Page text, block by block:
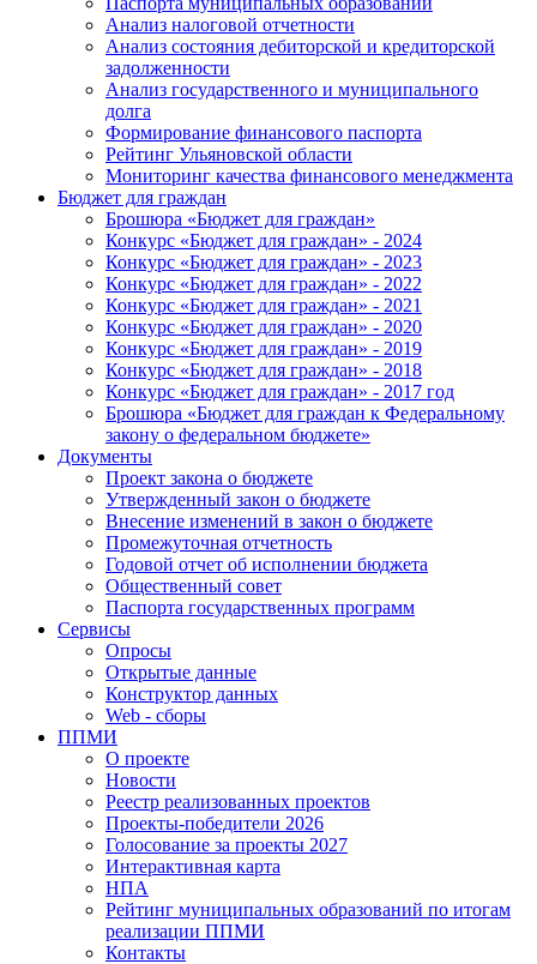
Анализ налоговой отчетности
Анализ состояния дебиторской и кредиторской
задолженности
Анализ государственного и муниципального
долга
Формирование финансового паспорта
Рейтинг Ульяновской области
Мониторинг качества финансового менеджмента
Бюджет для граждан
Брошюра «Бюджет для граждан»
Конкурс «Бюджет для граждан» - 2024
Конкурс «Бюджет для граждан» - 2023
Конкурс «Бюджет для граждан» - 2022
Конкурс «Бюджет для граждан» - 2021
Конкурс «Бюджет для граждан» - 2020
Конкурс «Бюджет для граждан» - 2019
Конкурс «Бюджет для граждан» - 2018
Конкурс «Бюджет для граждан» - 2017 год
Брошюра «Бюджет для граждан к Федеральному
закону о федеральном бюджете»
Документы
Проект закона о бюджете
Утвержденный закон о бюджете
Внесение изменений в закон о бюджете
Промежуточная отчетность
Годовой отчет об исполнении бюджета
Общественный совет
Паспорта государственных программ
Сервисы
Опросы
Открытые данные
Конструктор данных
Web - сборы
ППМИ
О проекте
Новости
Реестр реализованных проектов
Проекты-победители 2026
Голосование за проекты 2027
Интерактивная карта
НПА
Рейтинг муниципальных образований по итогам
реализации ППМИ
Контакты